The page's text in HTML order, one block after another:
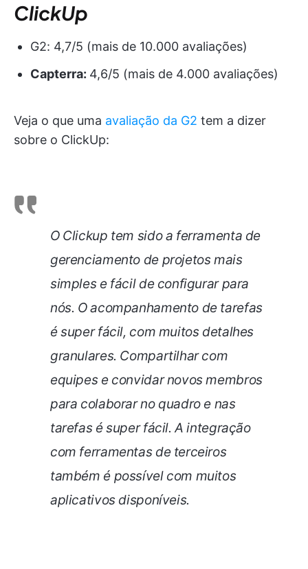
ClickUp
G2: 4,7/5 (mais de 10.000 avaliações)
Capterra: 4,6/5 (mais de 4.000 avaliações)
Veja o que uma avaliação da G2 tem a dizer
sobre o ClickUp:
O Clickup tem sido a ferramenta de
gerenciamento de projetos mais
simples e fácil de configurar para
nós. O acompanhamento de tarefas
é super fácil, com muitos detalhes
granulares. Compartilhar com
equipes e convidar novos membros
para colaborar no quadro e nas
tarefas é super fácil. A integração
com ferramentas de terceiros
também é possível com muitos
aplicativos disponíveis.